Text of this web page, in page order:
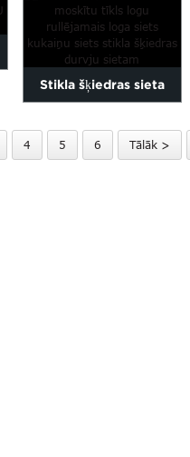
Stikla šķiedras sieta
rūtiņas
4 5 6 Tālāk >